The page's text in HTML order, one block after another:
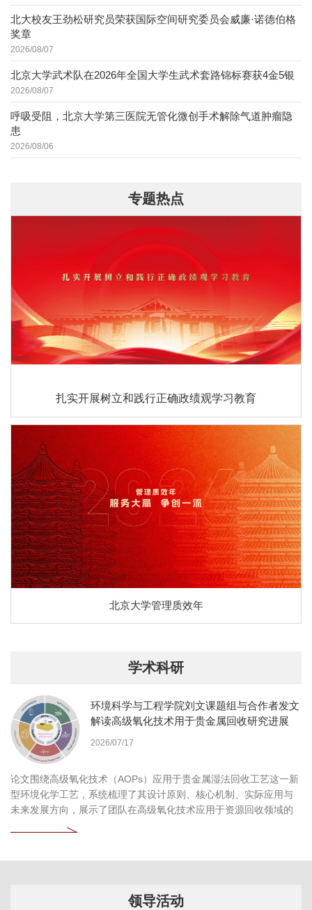
北大校友王劲松研究员荣获国际空间研究委员会威廉·诺德伯格
奖章
2026/08/07
北京大学武术队在2026年全国大学生武术套路锦标赛获4金5银
2026/08/07
呼吸受阻，北京大学第三医院无管化微创手术解除气道肿瘤隐
患
2026/08/06
专题热点
扎实开展树立和践行正确政绩观学习教育
北京大学管理质效年
学术科研
环境科学与工程学院刘文课题组与合作者发文
解读高级氧化技术用于贵金属回收研究进展
2026/07/17
论文围绕高级氧化技术（AOPs）应用于贵金属湿法回收工艺这一新
型环境化学工艺，系统梳理了其设计原则、核心机制、实际应用与
未来发展方向，展示了团队在高级氧化技术应用于资源回收领域的
持续探索和深刻见解。
领导活动